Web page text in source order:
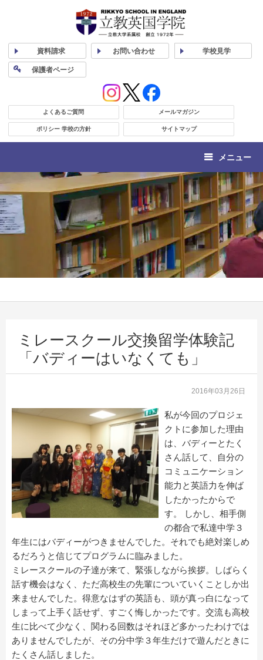
資料請求 お問い合わせ 学校見学
保護者ページ
よくあるご質問 メールマガジン
ポリシー 学校の方針 サイトマップ
メニュー
ミレースクール交換留学体験記
「バディーはいなくても」
2016年03月26日
私が今回のプロジェ
クトに参加した理由
は、バディーとたく
さん話して、自分の
コミュニケーション
能力と英語力を伸ば
したかったからで
す。 しかし、相手側
の都合で私達中学３
年生にはバディーがつきませんでした。それでも絶対楽しめ
るだろうと信じてプログラムに臨みました。
ミレースクールの子達が来て、緊張しながら挨拶。しばらく
話す機会はなく、ただ高校生の先輩についていくことしか出
来ませんでした。得意なはずの英語も、頭が真っ白になって
しまって上手く話せず、すごく悔しかったです。交流も高校
生に比べて少なく、関わる回数はそれほど多かったわけでは
ありませんでしたが、その分中学３年生だけで遊んだときに
たくさん話しました。